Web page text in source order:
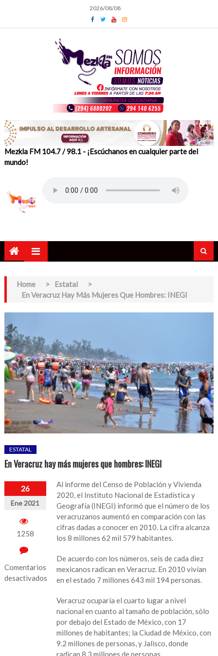
content
2026/08/08
Mezkla FM 104.7 / 98.1 - ¡Escúchanos en cualquier parte del
mundo!
Home > Estatal
>
En Veracruz Hay Más Mujeres Que Hombres: INEGI
ESTATAL
En Veracruz hay más mujeres que hombres: INEGI
26
Ene 2021
1258
Comentarios
desactivados
Al informe del Censo de Población y Vivienda
2020, el Instituto Nacional de Estadística y
Geografía (INEGI) informó que el número de los
veracruzanos aumentó en comparación con las
cifras dadas a conocer en 2010. La cifra alcanza
los 8 millones 62 mil 579 habitantes.
De acuerdo con los números, seis de cada diez
mexicanos radican en Veracruz. En 2010 vivían
en el estado 7 millones 643 mil 194 personas.
Veracruz ocuparía el cuarto lugar a nivel
nacional en cuanto al tamaño de población, sólo
por debajo del Estado de México, con 17
millones de habitantes; la Ciudad de México, con
9.2 millones de personas, y Jalisco, donde
radican 8.3 millones de personas.